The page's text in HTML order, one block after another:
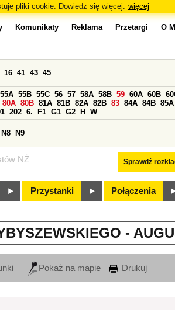
pliki cookie. Dowiedz się więcej. więcej
NŻ
Komunikaty Reklama Przetargi O
Sprawdź
16 41 43 45
55A 55B 55C 56 57 58A 58B 59 60A 60B
80A 80B 81A 81B 82A 82B 83 84A 84B 85A
202 6. F1 G1 G2 H W
N8 N9
Przystanki Połączenia
-
Pokaż na mapie Drukuj